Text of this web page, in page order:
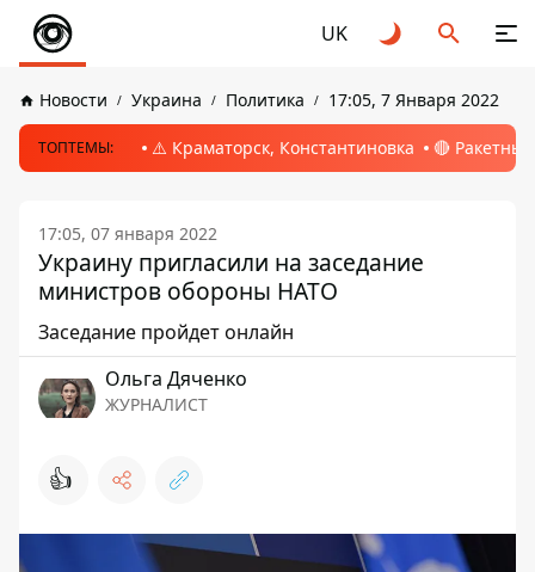
UK
Новости Украина Политика 17:05, 7 Января 2022
ТОПТЕМЫ: ⚠️ Краматорск, Константиновка 🔴
17:05, 07 января 2022
Украину пригласили на заседание
министров обороны НАТО
Заседание пройдет онлайн
Ольга Дяченко
ЖУРНАЛИСТ
👍